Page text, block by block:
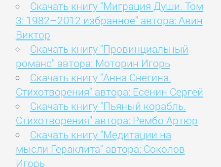
Скачать книгу "Миграция Души. Том
3: 1982–2012 избранное" автора: Авин
Виктор
Скачать книгу "Провинциальный
романс" автора: Моторин Игорь
Скачать книгу "Анна Снегина.
Стихотворения" автора: Есенин Сергей
Скачать книгу "Пьяный корабль.
Cтихотворения" автора: Рембо Артюр
Скачать книгу "Медитации на
мысли Гераклита" автора: Соколов
Игорь